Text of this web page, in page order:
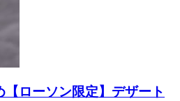
ローソン限定】デザート